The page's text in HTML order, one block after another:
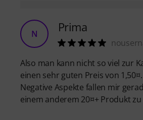
N Prima
Also man kann nicht so viel zur
einen sehr guten Preis von 1,50¤.
Negative Aspekte fallen mir
einem anderem 20¤+ Produkt